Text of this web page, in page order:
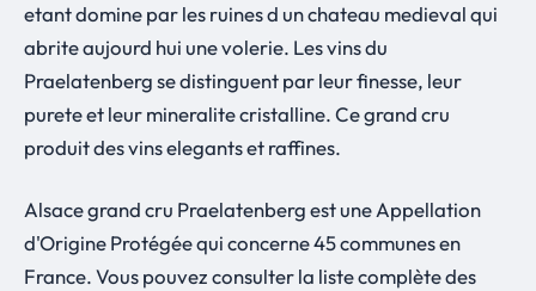
etant domine par les ruines d un chateau medieval qui
abrite aujourd hui une volerie. Les vins du
Praelatenberg se distinguent par leur finesse, leur
purete et leur mineralite cristalline. Ce grand cru
produit des vins elegants et raffines.
Alsace grand cru Praelatenberg est une Appellation
d'Origine Protégée qui concerne 45 communes en
France. Vous pouvez consulter la liste complète des